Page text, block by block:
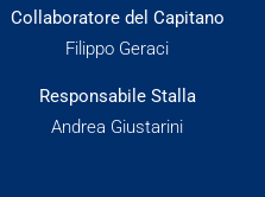
Collaboratore del Capitano
Filippo Geraci
Responsabile Stalla
Andrea Giustarini